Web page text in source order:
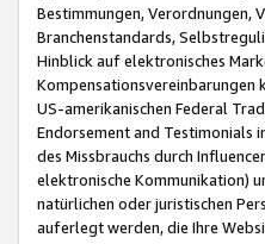
Bestimmungen, Verordnungen,
Branchenstandards,
Hinblick auf elektronisches
Kompensationsvereinbarungen
US-amerikanischen Federal
Endorsement and Testimonials
des Missbrauchs durch
elektronische Kommunikation)
natürlichen oder juristischen
auferlegt werden, die Ihre